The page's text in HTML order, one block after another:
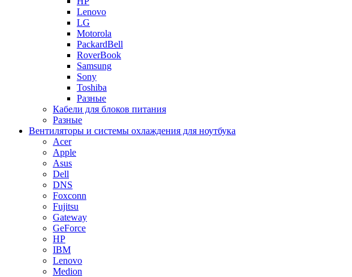
Lenovo
LG
Motorola
PackardBell
RoverBook
Samsung
Sony
Toshiba
Разные
Кабели для блоков питания
Разные
Вентиляторы и системы охлаждения для ноутбука
Acer
Apple
Asus
Dell
DNS
Foxconn
Fujitsu
Gateway
GeForce
HP
IBM
Lenovo
Medion